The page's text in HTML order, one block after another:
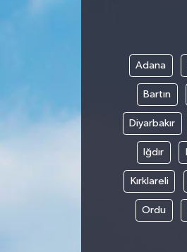
Adana
Bartın
Diyarbakır
Iğdır
Kırklareli
Ordu